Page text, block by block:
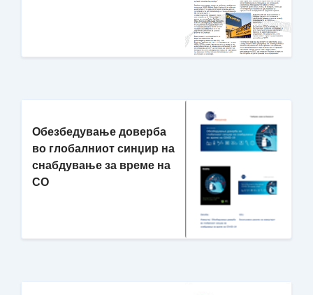
Обезбедување доверба
во глобалниот синџир на
снабдување за време на
CO